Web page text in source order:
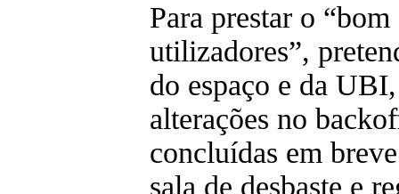
Para prestar o
utilizadores”,
do espaço e da
alterações no
concluídas em
sala de desbaste e